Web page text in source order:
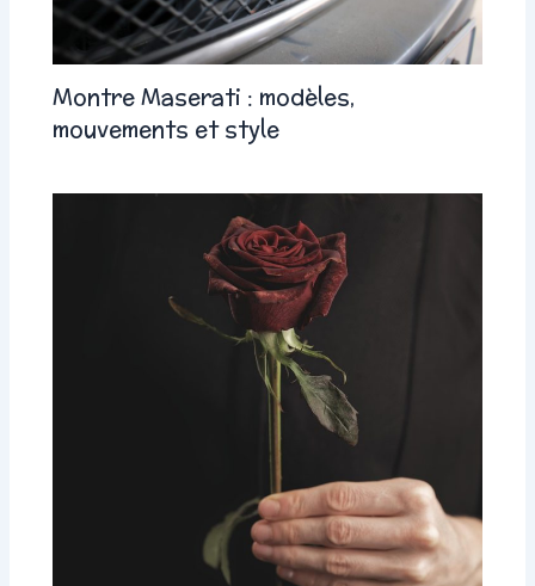
Montre Maserati : modèles,
mouvements et style